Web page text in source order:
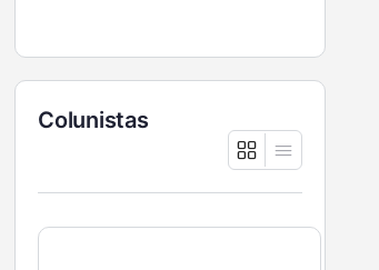
Colunistas